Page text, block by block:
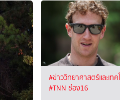
#ข่าววิทยาศาสตร์และเทค
#TNN ช่อง16